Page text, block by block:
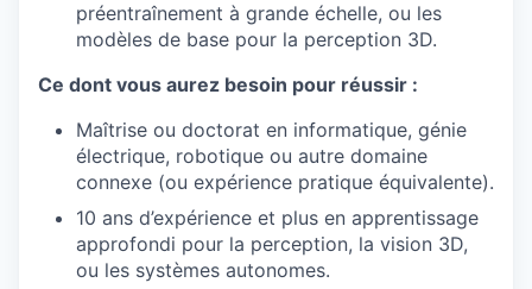
préentraînement à grande échelle, ou les
modèles de base pour la perception 3D.
Ce dont vous aurez besoin pour réussir :
Maîtrise ou doctorat en informatique, génie
électrique, robotique ou autre domaine
connexe (ou expérience pratique équivalente).
10 ans d’expérience et plus en apprentissage
approfondi pour la perception, la vision 3D,
ou les systèmes autonomes.